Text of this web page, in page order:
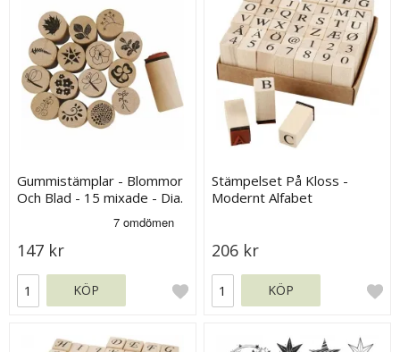
Gummistämplar - Blommor
Och Blad - 15 mixade - Dia.
147 kr
KÖP
Stämpelset På Kloss -
Modernt Alfabet
206 kr
KÖP